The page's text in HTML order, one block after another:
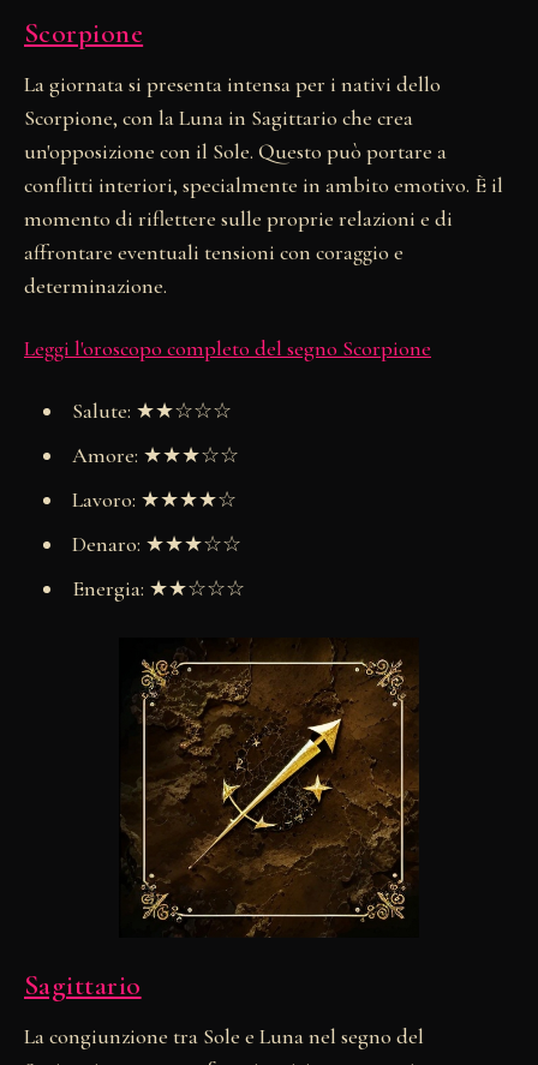
Scorpione
La giornata si presenta intensa per i nativi dello
Scorpione, con la Luna in Sagittario che crea
un'opposizione con il Sole. Questo può portare a
conflitti interiori, specialmente in ambito emotivo. È il
momento di riflettere sulle proprie relazioni e di
affrontare eventuali tensioni con coraggio e
determinazione.
Leggi l'oroscopo completo del segno Scorpione
Salute: ★★☆☆☆
Amore: ★★★☆☆
Lavoro: ★★★★☆
Denaro: ★★★☆☆
Energia: ★★☆☆☆
Sagittario
La congiunzione tra Sole e Luna nel segno del